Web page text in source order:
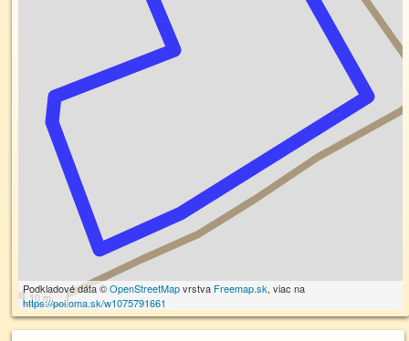
10 m
Podkladové dáta ©OpenStreetMapvrstva Freemap.sk, viac na
https://poi.oma.sk/w1075791661